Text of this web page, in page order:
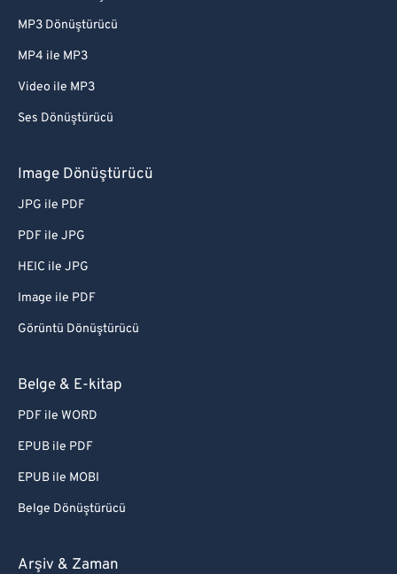
MP3 Dönüştürücü
MP4 ile MP3
Video ile MP3
Ses Dönüştürücü
Image Dönüştürücü
JPG ile PDF
PDF ile JPG
HEIC ile JPG
Image ile PDF
Görüntü Dönüştürücü
Belge & E-kitap
PDF ile WORD
EPUB ile PDF
EPUB ile MOBI
Belge Dönüştürücü
Arşiv & Zaman